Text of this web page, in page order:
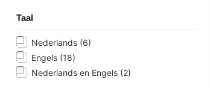
Taal
Nederlands (6)
Engels (18)
Nederlands en Engels (2)